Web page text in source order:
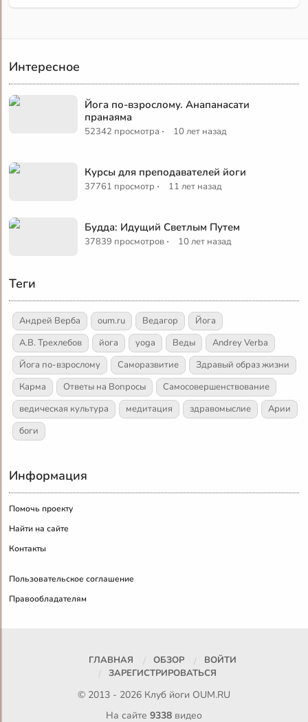
Интересное
Йога по-взрослому. Анапанасати
пранаяма
52342 просмотра · 10 лет назад
Курсы для преподавателей йоги
37761 просмотр · 11 лет назад
Будда: Идущий Светлым Путем
37839 просмотров · 10 лет назад
Теги
Андрей Верба oum.ru Ведагор
Йога
А.В. Трехлебов
йога yoga Веды
Andrey Verba
Йога по-взрослому
Саморазвитие
Здравый образ жизни
Карма
Ответы на Вопросы
Самосовершенствование
ведическая культура
медитация здравомыслие
Арии
боги
Информация
Помочь проекту
Найти на сайте
Контакты
Пользовательское соглашение
Правообладателям
ГЛАВНАЯ ОБЗОР
ВОЙТИ
ЗАРЕГИСТРИРОВАТЬСЯ
© 2013 - 2026 Клуб йоги OUM.RU
На сайте 9338видео